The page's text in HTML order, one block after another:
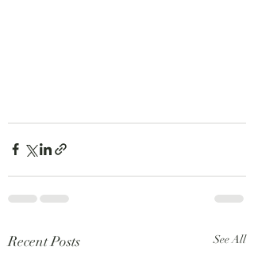
Recent Posts See All